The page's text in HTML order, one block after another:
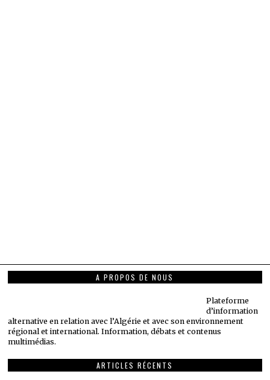
A PROPOS DE NOUS
Plateforme
d’information
alternative en relation avec l’Algérie et avec son environnement
régional et international. Information, débats et contenus
multimédias.
ARTICLES RÉCENTS